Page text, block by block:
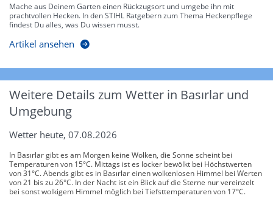
Mache aus Deinem Garten einen Rückzugsort und umgebe ihn mit
prachtvollen Hecken. In den STIHL Ratgebern zum Thema Heckenpflege
findest Du alles, was Du wissen musst.
Artikel ansehen
Weitere Details zum Wetter in Basırlar und
Umgebung
Wetter heute, 07.08.2026
In Basırlar gibt es am Morgen keine Wolken, die Sonne scheint bei
Temperaturen von 15°C. Mittags ist es locker bewölkt bei Höchstwerten
von 31°C. Abends gibt es in Basırlar einen wolkenlosen Himmel bei Werten
von 21 bis zu 26°C. In der Nacht ist ein Blick auf die Sterne nur vereinzelt
bei sonst wolkigem Himmel möglich bei Tiefsttemperaturen von 17°C.